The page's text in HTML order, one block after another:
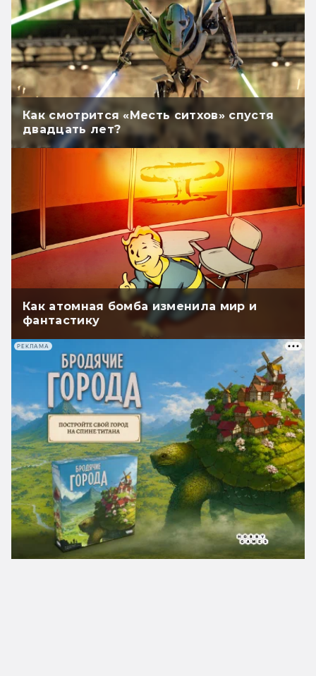
Как смотрится «Месть ситхов» спустя
двадцать лет?
Как атомная бомба изменила мир и
фантастику
РЕКЛАМА